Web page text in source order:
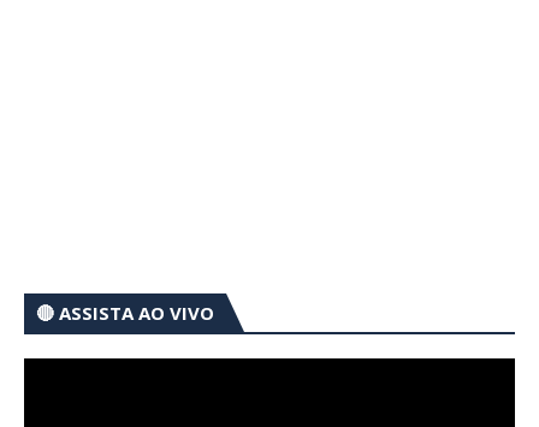
🔴 ASSISTA AO VIVO